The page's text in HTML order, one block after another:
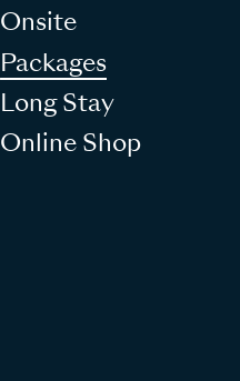
Onsite
Packages
Long Stay
Online Shop